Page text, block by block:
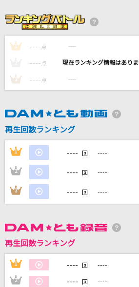
AQUARIUS
松田聖子
キタニタツヤ×なとり
izna
[生音]Hello,Again～昔からある
MY LITTLE LOVER
ロミオとシンデレラ
doriko feat.初音ミク
いきものがかり
けんかをやめて
竹内まりや
1 ---- 点 ----
---- 点 ----
3 ---- 点 ----
再生回数ランキング
1 ---- 回 ----
2 ---- 回 ----
3 ---- 回 ----
再生回数ランキング
1 ---- 回 ----
2 ---- 回 ----